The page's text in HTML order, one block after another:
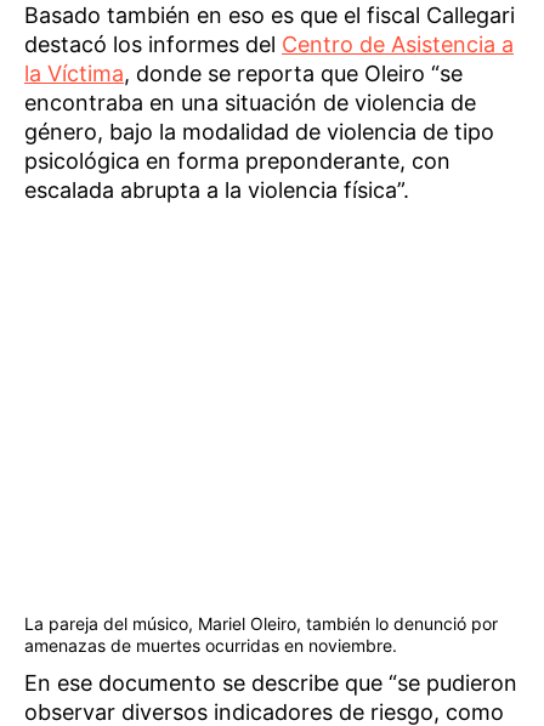
Basado también en eso es que el fiscal Callegari
destacó los informes del Centro de Asistencia a
la Víctima, donde se reporta que Oleiro “se
encontraba en una situación de violencia de
género, bajo la modalidad de violencia de tipo
psicológica en forma preponderante, con
escalada abrupta a la violencia física”.
La pareja del músico, Mariel Oleiro, también lo denunció por
amenazas de muertes ocurridas en noviembre.
En ese documento se describe que “se pudieron
observar diversos indicadores de riesgo, como